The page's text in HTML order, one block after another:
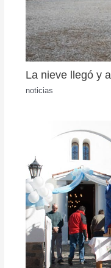
La nieve llegó y
noticias